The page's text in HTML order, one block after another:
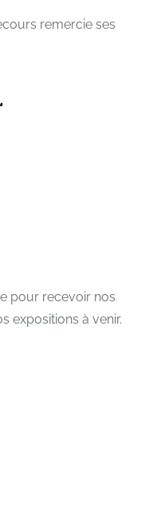
remercie ses
pour recevoir nos
expositions à venir.